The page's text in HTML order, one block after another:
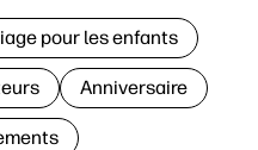
pour les enfants
Anniversaire